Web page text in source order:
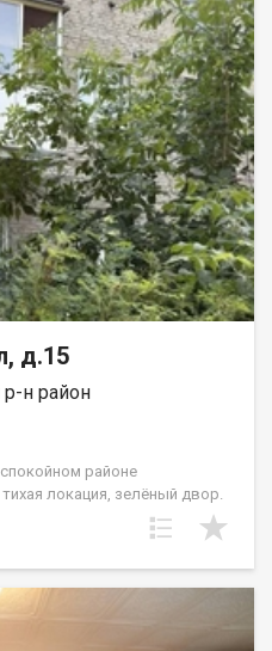
Код пользователя: 80879
д.15
н район
районе
локация, зелёный двор.
магазины,
детский сад и школы.
требует ремонта, и
вариантов ремонта.
Код пользователя: